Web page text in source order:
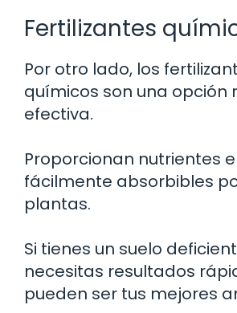
Fertilizantes
Por otro lado, los
químicos son una opción
efectiva.
Proporcionan nutrientes
fácilmente absorbibles
plantas.
Si tienes un suelo
necesitas resultados
pueden ser tus mejores